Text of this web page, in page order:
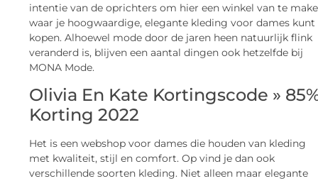
intentie van de oprichters om hier een winkel van te
waar je hoogwaardige, elegante kleding voor dames kunt
kopen. Alhoewel mode door de jaren heen natuurlijk flink
veranderd is, blijven een aantal dingen ook hetzelfde bij
MONA Mode.
Olivia En Kate Kortingscode »
Korting 2022
Het is een webshop voor dames die houden van kleding
met kwaliteit, stijl en comfort. Op vind je dan ook
verschillende soorten kleding. Niet alleen maar elegante